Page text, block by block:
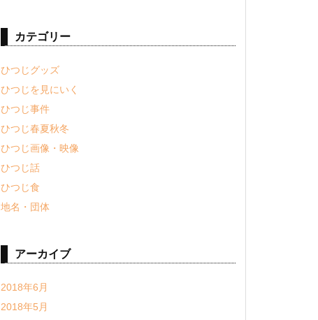
カテゴリー
ひつじグッズ
ひつじを見にいく
ひつじ事件
ひつじ春夏秋冬
ひつじ画像・映像
ひつじ話
ひつじ食
地名・団体
アーカイブ
2018年6月
2018年5月